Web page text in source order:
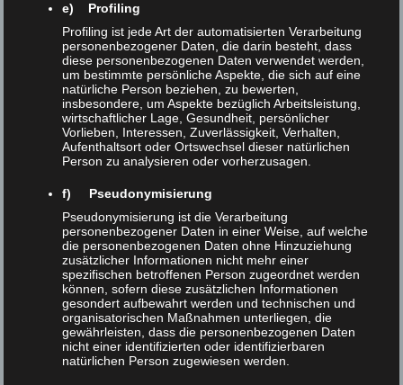
auch gemeinsames Leben und Lernen an
einem Ort ermöglichen. Vor allem für
mehrtägige Angebote fehlten bislang
geeignete Unterbringungs- und
Begegnungsmöglichkeiten.
Zur Eröffnung begrüßte die XLAB Stiftung
und Stadtgesellschaft. Grußworte sprachen
Falko Mohrs, Niedersächsischer Minister
für Wissenschaft und Kultur,Prof. Dr. Axel
Schölmerich, Präsident der Georg-August-
Universität Göttingen, sowiePetra
Broistedt, Oberbürgermeisterin der Stadt
Göttingen. In ihren Beiträgen hoben sie die
e) Profiling
Profiling ist jede Art der automatisierten Verarbeitung
personenbezogener Daten, die darin besteht, dass
diese personenbezogenen Daten verwendet werden,
um bestimmte persönliche Aspekte, die sich auf eine
natürliche Person beziehen, zu bewerten,
insbesondere, um Aspekte bezüglich Arbeitsleistung,
wirtschaftlicher Lage, Gesundheit, persönlicher
Vorlieben, Interessen, Zuverlässigkeit, Verhalten,
Aufenthaltsort oder Ortswechsel dieser natürlichen
Person zu analysieren oder vorherzusagen.
f) Pseudonymisierung
Pseudonymisierung ist die Verarbeitung
personenbezogener Daten in einer Weise, auf welche
die personenbezogenen Daten ohne Hinzuziehung
zusätzlicher Informationen nicht mehr einer
spezifischen betroffenen Person zugeordnet werden
können, sofern diese zusätzlichen Informationen
gesondert aufbewahrt werden und technischen und
organisatorischen Maßnahmen unterliegen, die
gewährleisten, dass die personenbezogenen Daten
nicht einer identifizierten oder identifizierbaren
natürlichen Person zugewiesen werden.